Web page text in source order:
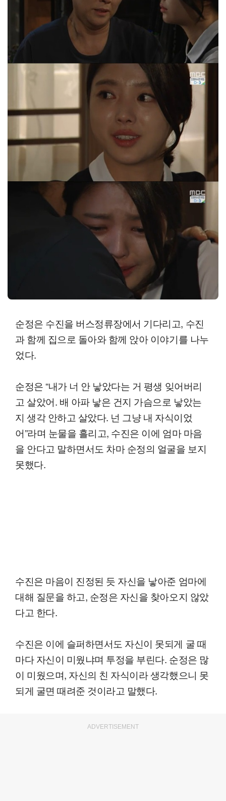
순정은 수진을 버스정류장에서 기다리고, 수진
과 함께 집으로 돌아와 함께 앉아 이야기를 나누
었다.
순정은 “내가 너 안 낳았다는 거 평생 잊어버리
고 살았어. 배 아파 낳은 건지 가슴으로 낳았는
지 생각 안하고 살았다. 넌 그냥 내 자식이었
어”라며 눈물을 흘리고, 수진은 이에 엄마 마음
을 안다고 말하면서도 차마 순정의 얼굴을 보지
못했다.
수진은 마음이 진정된 듯 자신을 낳아준 엄마에
대해 질문을 하고, 순정은 자신을 찾아오지 않았
다고 한다.
수진은 이에 슬퍼하면서도 자신이 못되게 굴 때
마다 자신이 미웠냐며 투정을 부린다. 순정은 많
이 미웠으며, 자신의 친 자식이라 생각했으니 못
되게 굴면 때려준 것이라고 말했다.
ADVERTISEMENT